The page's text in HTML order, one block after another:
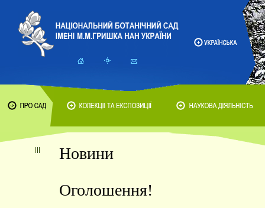
Новини
Оголошення!